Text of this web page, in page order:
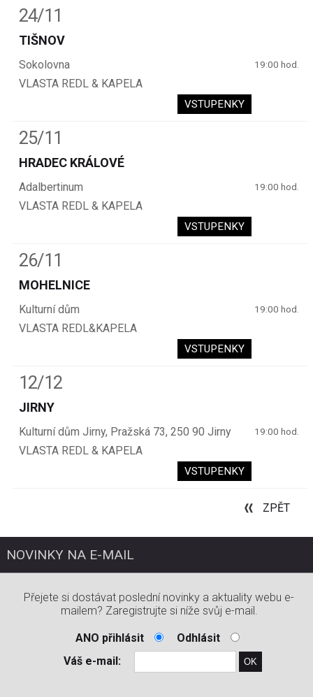
24/11
TIŠNOV
Sokolovna 19:00 hod.
VLASTA REDL & KAPELA
VSTUPENKY
25/11
HRADEC KRÁLOVÉ
Adalbertinum 19:00 hod.
VLASTA REDL & KAPELA
VSTUPENKY
26/11
MOHELNICE
Kulturní dům 19:00 hod.
VLASTA REDL&KAPELA
VSTUPENKY
12/12
JIRNY
Kulturní dům Jirny, Pražská 73, 250 90 Jirny 19:00 hod.
VLASTA REDL & KAPELA
VSTUPENKY
ZPĚT
NOVINKY NA E-MAIL
Přejete si dostávat poslední novinky a aktuality webu e-
mailem? Zaregistrujte si níže svůj e-mail.
ANO přihlásit
Odhlásit
Váš e-mail: